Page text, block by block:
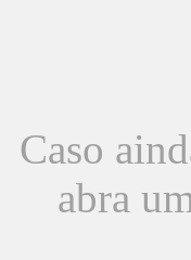
Caso
abra